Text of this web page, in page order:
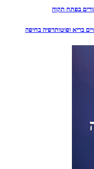
בפתח תקוה
בריא ופוטותרפיה בחיפה